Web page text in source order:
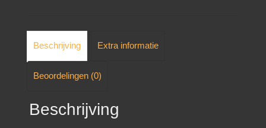
Beschrijving Extra informatie
Beoordelingen (0)
Beschrijving